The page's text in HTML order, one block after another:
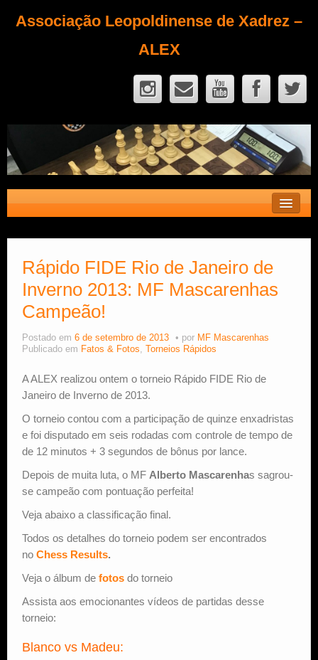
Associação Leopoldinense de Xadrez –
ALEX
Fique Sócio
Quem Somos?
Calendário
Estude Xadrez
Rápido FIDE Rio de Janeiro de
Inverno 2013: MF Mascarenhas
Campeão!
Postado em 6 de setembro de 2013 por MF Mascarenhas
Publicado em Fatos & Fotos, Torneios Rápidos
A ALEX realizou ontem o torneio Rápido FIDE Rio de
Janeiro de Inverno de 2013.
O torneio contou com a participação de quinze enxadristas
e foi disputado em seis rodadas com controle de tempo de
de 12 minutos + 3 segundos de bônus por lance.
Depois de muita luta, o MF Alberto Mascarenhas sagrou-
se campeão com pontuação perfeita!
Veja abaixo a classificação final.
Todos os detalhes do torneio podem ser encontrados
no Chess Results.
Veja o álbum de fotos do torneio
Assista aos emocionantes vídeos de partidas desse
torneio:
Blanco vs Madeu: